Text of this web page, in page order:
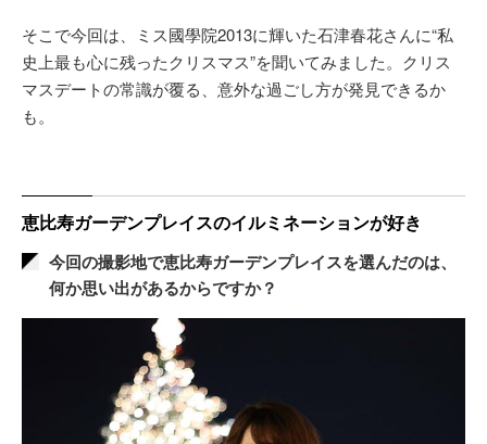
そこで今回は、ミス國學院2013に輝いた石津春花さんに“私
史上最も心に残ったクリスマス”を聞いてみました。クリス
マスデートの常識が覆る、意外な過ごし方が発見できるか
も。
恵比寿ガーデンプレイスのイルミネーションが好き
今回の撮影地で恵比寿ガーデンプレイスを選んだのは、
何か思い出があるからですか？